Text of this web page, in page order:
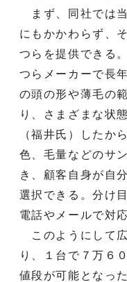
まず、同社では当
にもかかわらず、
つらを提供できる
つらメーカーで長
の頭の形や薄毛の
り、さまざまな状
（福井氏）したか
色、毛量などのサ
き、顧客自身が自
選択できる。分け
電話やメールで対
このようにして
り、１台で７万６
値段が可能となっ